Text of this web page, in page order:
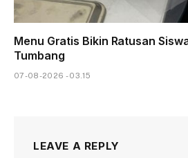
Menu Gratis Bikin Ratusan
Tumbang
07-08-2026 - 03.15
LEAVE A REPLY